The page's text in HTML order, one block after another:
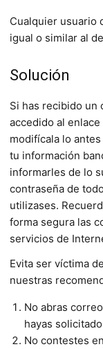
Cualquier usuario
igual o similar al
Solución
Si has recibido un
accedido al
modifícala lo
tu información
informarles de lo
contraseña de
utilizases.
forma segura las
servicios de
Evita ser víctima
nuestras
No abras
hayas
No contestes